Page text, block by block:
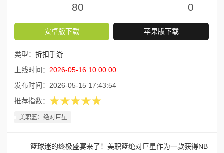
80 0
安卓版下载 苹果版下载
类型： 折扣手游
上线时间： 2026-05-16 10:00:00
发布时间： 2026-05-15 17:43:54
推荐指数： ★★★★★
美职篮：绝对巨星
篮球迷的终极盛宴来了！美职篮绝对巨星作为一款获得NB